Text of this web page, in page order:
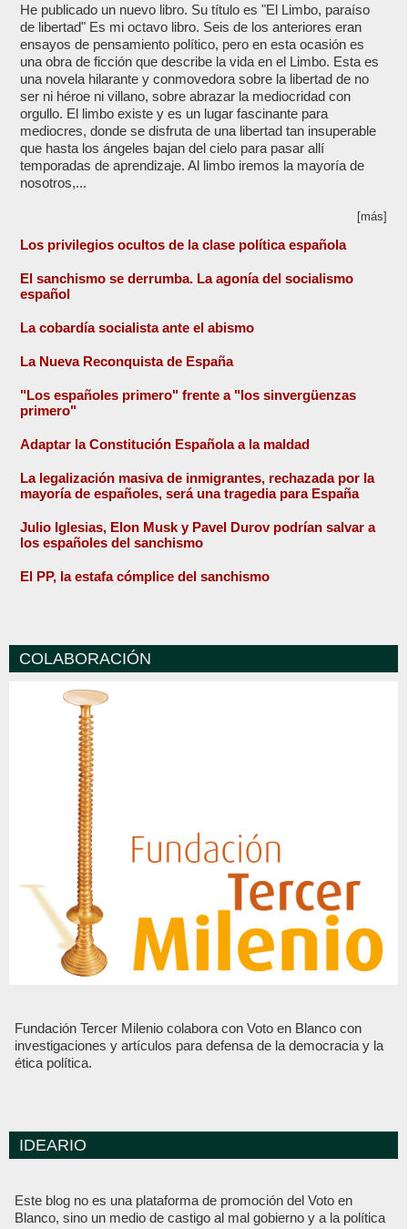
He publicado un nuevo libro. Su título es "El Limbo, paraíso
de libertad" Es mi octavo libro. Seis de los anteriores eran
ensayos de pensamiento político, pero en esta ocasión es
una obra de ficción que describe la vida en el Limbo. Esta es
una novela hilarante y conmovedora sobre la libertad de no
ser ni héroe ni villano, sobre abrazar la mediocridad con
orgullo. El limbo existe y es un lugar fascinante para
mediocres, donde se disfruta de una libertad tan insuperable
que hasta los ángeles bajan del cielo para pasar allí
temporadas de aprendizaje. Al limbo iremos la mayoría de
nosotros,...
[más]
Los privilegios ocultos de la clase política española
El sanchismo se derrumba. La agonía del socialismo
español
La cobardía socialista ante el abismo
La Nueva Reconquista de España
"Los españoles primero" frente a "los sinvergüenzas
primero"
Adaptar la Constitución Española a la maldad
La legalización masiva de inmigrantes, rechazada por la
mayoría de españoles, será una tragedia para España
Julio Iglesias, Elon Musk y Pavel Durov podrían salvar a
los españoles del sanchismo
El PP, la estafa cómplice del sanchismo
COLABORACIÓN
Fundación Tercer Milenio colabora con Voto en Blanco con
investigaciones y artículos para defensa de la democracia y la
ética política.
IDEARIO
Este blog no es una plataforma de promoción del Voto en
Blanco, sino un medio de castigo al mal gobierno y a la política